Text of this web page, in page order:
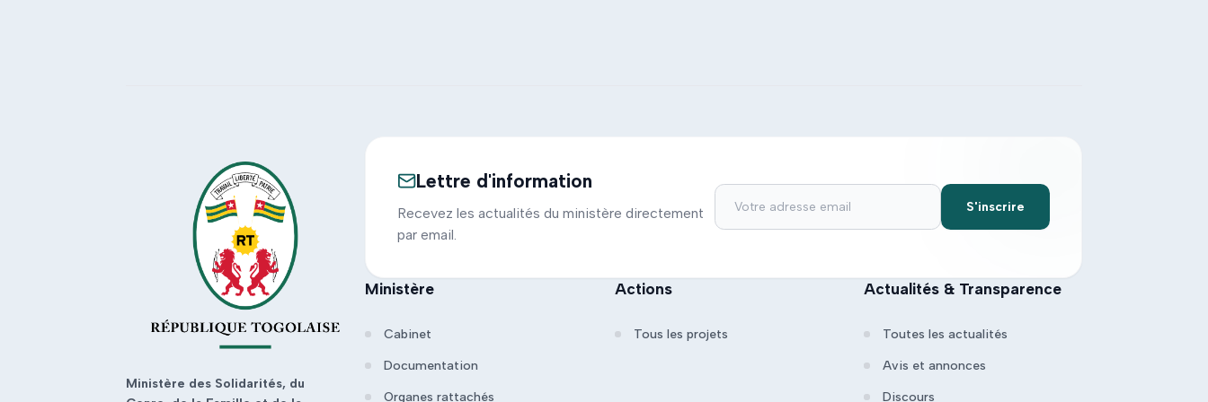
Ministère des Solidarités, du
Lettre d'information
Recevez les actualités du ministère directement
par email.
S'inscrire
Ministère
Cabinet
Documentation
Organes rattachés
Actions
Tous les projets
Actualités & Transparence
Toutes les actualités
Avis et annonces
Discours